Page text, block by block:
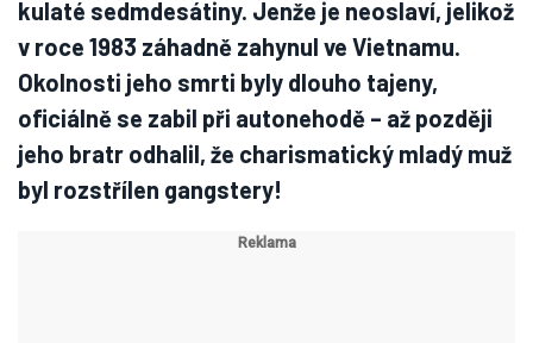
kulaté sedmdesátiny. Jenže je neoslaví, jelikož
v roce 1983 záhadně zahynul ve Vietnamu.
Okolnosti jeho smrti byly dlouho tajeny,
oficiálně se zabil při autonehodě – až později
jeho bratr odhalil, že charismatický mladý muž
byl rozstřílen gangstery!